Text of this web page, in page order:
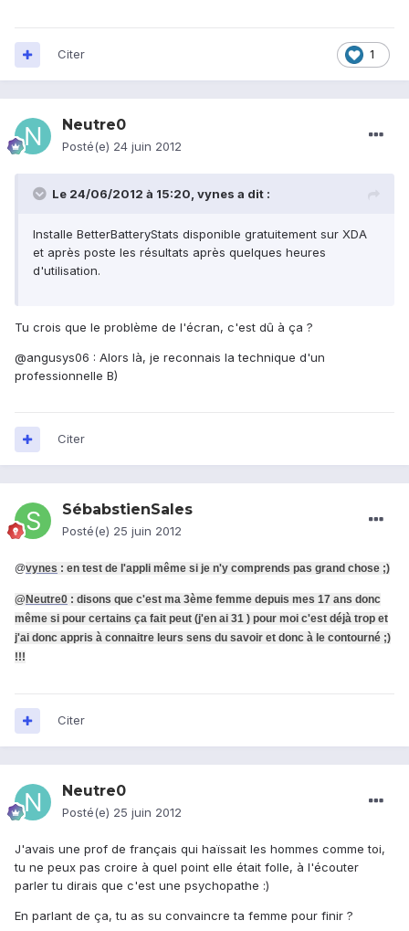
1
Citer
Neutre0
Posté(e) 24 juin 2012
Le 24/06/2012 à 15:20, vynes a dit :
Installe BetterBatteryStats disponible gratuitement sur XDA
et après poste les résultats après quelques heures
d'utilisation.
Tu crois que le problème de l'écran, c'est dû à ça ?
@angusys06 : Alors là, je reconnais la technique d'un
professionnelle B)
Citer
SébabstienSales
Posté(e) 25 juin 2012
@vynes : en test de l'appli même si je n'y comprends pas grand chose ;)
@ Neutre0 : disons que c'est ma 3ème femme depuis mes 17 ans donc
même si pour certains ça fait peut (j'en ai 31 ) pour moi c'est déjà trop et
j'ai donc appris à connaitre leurs sens du savoir et donc à le contourné ;)
!!!
Citer
Neutre0
Posté(e) 25 juin 2012
J'avais une prof de français qui haïssait les hommes comme toi,
tu ne peux pas croire à quel point elle était folle, à l'écouter
parler tu dirais que c'est une psychopathe :)
En parlant de ça, tu as su convaincre ta femme pour finir ?